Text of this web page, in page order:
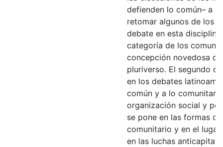
defienden lo común– a
retomar algunos de los
debate en esta
categoría de los
concepción novedosa
pluriverso. El segundo
en los debates
común y a lo
organización social y
se pone en las formas
comunitario y en el
en las luchas